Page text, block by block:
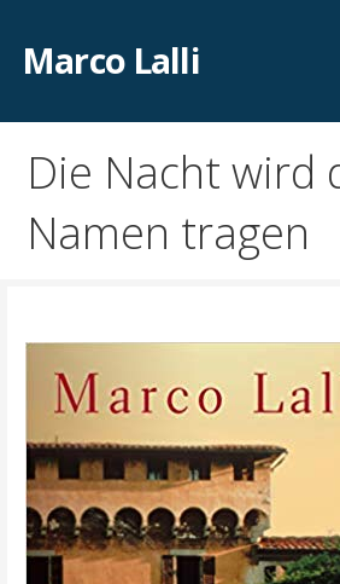
Inhalt
springen
Marco Lalli
Die Nacht wird
Namen tragen